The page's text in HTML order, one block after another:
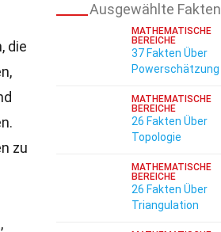
die
zu
Ausgewählte Fakten
MATHEMATISCHE
BEREICHE
37 Fakten Über
Powerschätzung
MATHEMATISCHE
BEREICHE
26 Fakten Über
Topologie
MATHEMATISCHE
BEREICHE
26 Fakten Über
Triangulation